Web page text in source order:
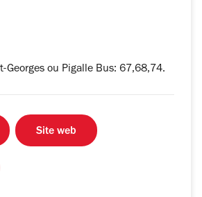
Georges ou Pigalle Bus: 67,68,74.
Site web